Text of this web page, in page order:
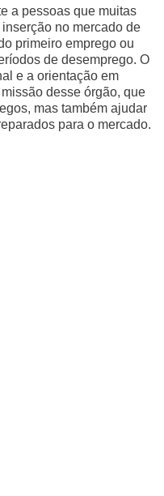
a pessoas que muitas
no mercado de
primeiro emprego ou
de desemprego. O
e a orientação em
desse órgão, que
mas também ajudar
para o mercado.